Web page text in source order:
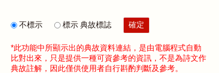
不標示 標示 典故標誌
*此功能中所顯示出的典故資料連結，是由電腦程式自動
比對出來，只是提供一種可資參考的資訊，不是為詩文作
典故註解，因此僅供使用者自行斟酌判斷及參考。